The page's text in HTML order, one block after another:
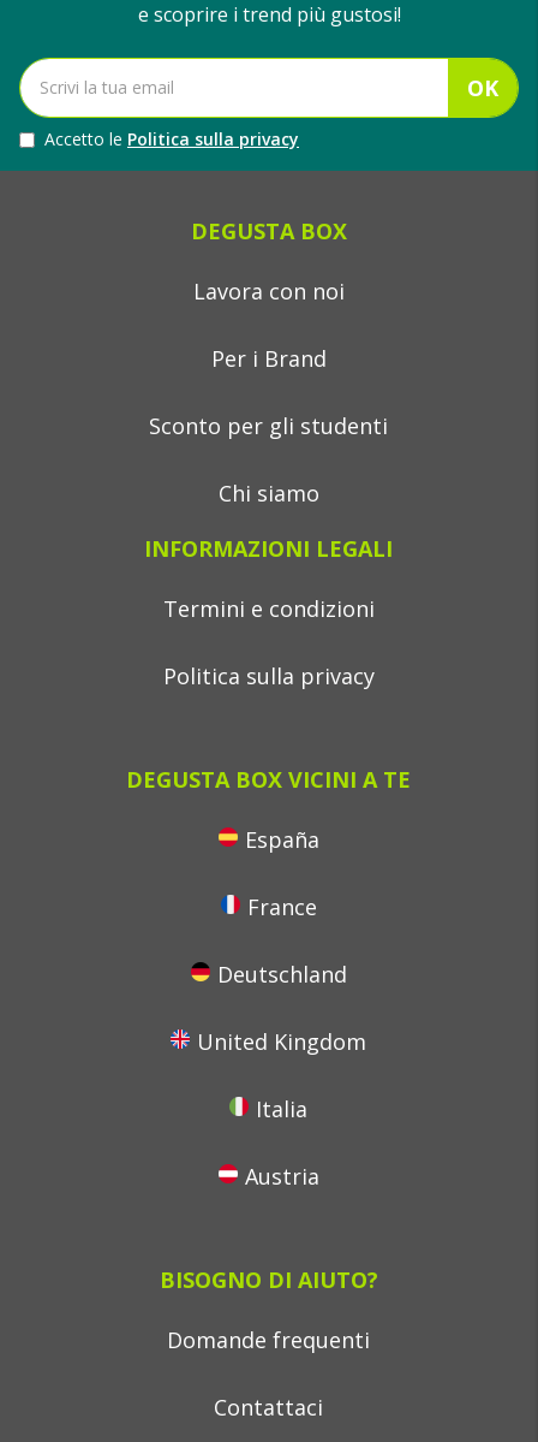
e scoprire i trend più gustosi!
OK
Accetto le Politica sulla privacy
DEGUSTA BOX
Lavora con noi
Per i Brand
Sconto per gli studenti
Chi siamo
INFORMAZIONI LEGALI
Termini e condizioni
Politica sulla privacy
DEGUSTA BOX VICINI A TE
España
France
Deutschland
United Kingdom
Italia
Austria
BISOGNO DI AIUTO?
Domande frequenti
Contattaci